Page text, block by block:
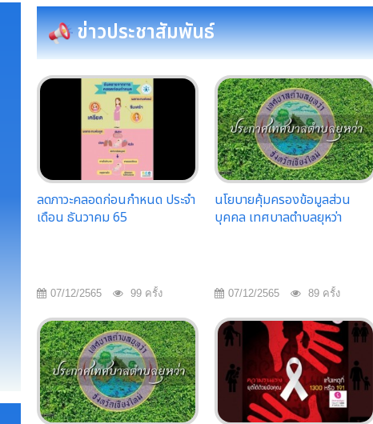
ข่าวประชาสัมพันธ์
ลดภาวะคลอดก่อนกำหนด ประจำ
เดือน ธันวาคม 65
07/12/2565 99 ครั้ง
นโยบายคุ้มครองข้อมูลส่วน
บุคคล เทศบาลตำบลยุหว่า
07/12/2565 89 ครั้ง